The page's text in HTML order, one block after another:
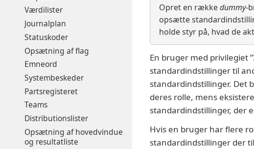
Værdilister
Journalplan
Statuskoder
Opsætning af flag
Emneord
Systembeskeder
Partsregisteret
Teams
Distributionslister
Opsætning af hovedvindue
og resultatliste
Opret en rækkedummy-
opsætte
holde styr på, hvad de
En bruger med privilegiet
standardindstillinger til
standardindstillinger. Det
deres rolle, mens
standardindstillinger, der
Hvis en bruger har flere
standardindstillinger der